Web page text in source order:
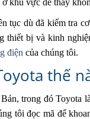
khu vực dễ thấy
dù đã kiểm tra
thiết bị và kinh
điện của chúng tôi.
thế
trong đó Toyota
tôi đọc mã để